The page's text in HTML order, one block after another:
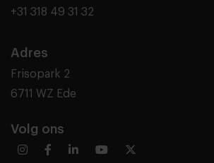
+31 318 49 31 32
Adres
Frisopark 2
6711 WZ Ede
Volg ons